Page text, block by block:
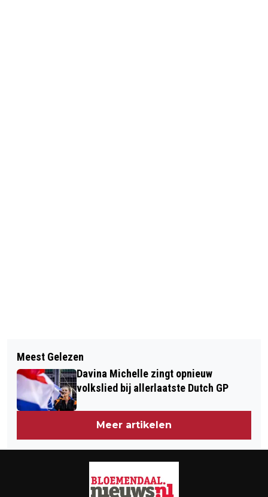
VOLKSWAGEN VINTAGE AT
ZANDVOORT NA TWEE JAAR WEER
GEORGANISEERD
OPEN DAG KENNEMER LYCEUM
OVERVEEN ZEER DRUK BEZOCHT
Meest Gelezen
Davina Michelle zingt opnieuw
volkslied bij allerlaatste Dutch GP
Meer artikelen